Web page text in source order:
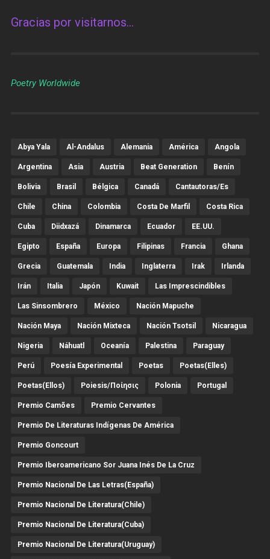
Gracias por visitarnos…
Poetry Worldwide
Abya Yala Al-Andalus Alemania América Angola
Argentina Asia Austria Beat Generation Benín
Bolivia Brasil Bélgica Canadá Cantautoras/es
Chile China Colombia Costa De Marfil Costa Rica
Cuba Diidxazá Dinamarca Ecuador EE.UU.
Egipto España Europa Filipinas Francia Ghana
Grecia Guatemala India Inglaterra Irak Irlanda
Irán Italia Japón Kuwait Las Imprescindibles
Las Sinsombrero México Nación Mapuche
Nación Maya Nación Mixteca Nación Tsotsil Nicaragua
Nigeria Náhuatl Oceanía Palestina Paraguay
Perú Poesía Experimental Poetas Poetas(Elles)
Poetas(Ellos) Poiesis/ποίησις Polonia Portugal
Premio Camões Premio Cervantes
Premio De Literaturas Indígenas De América
Premio Goncourt
Premio Iberoamericano Sor Juana Inés De La Cruz
Premio Nacional De Las Letras(España)
Premio Nacional De Literatura(Chile)
Premio Nacional De Literatura(Cuba)
Premio Nacional De Literatura(Uruguay)